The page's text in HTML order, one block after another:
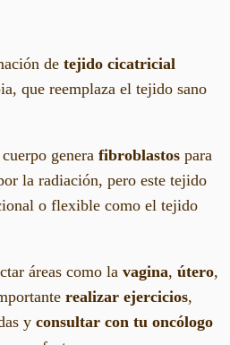
de tejido cicatricial
que reemplaza el tejido sano
genera fibroblastos para
la radiación, pero este tejido
o flexible como el tejido
áreas como la vagina, útero,
realizar ejercicios,
y consultar con tu oncólogo